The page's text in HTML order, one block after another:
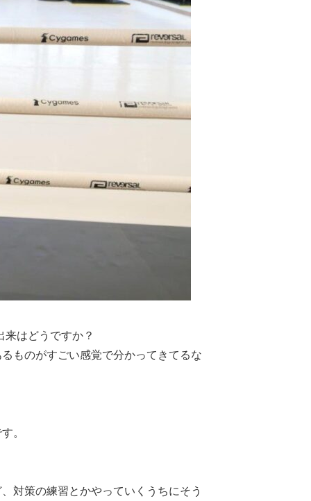
はどうですか？
ものがすごい感覚で分かってきてるな
。
対策の練習とかやっていくうちにそう